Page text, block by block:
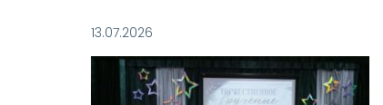
рамках национального проекта «Молодежь и
дети».
13.07.2026